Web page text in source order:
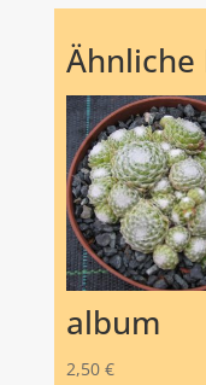
album
2,50 €